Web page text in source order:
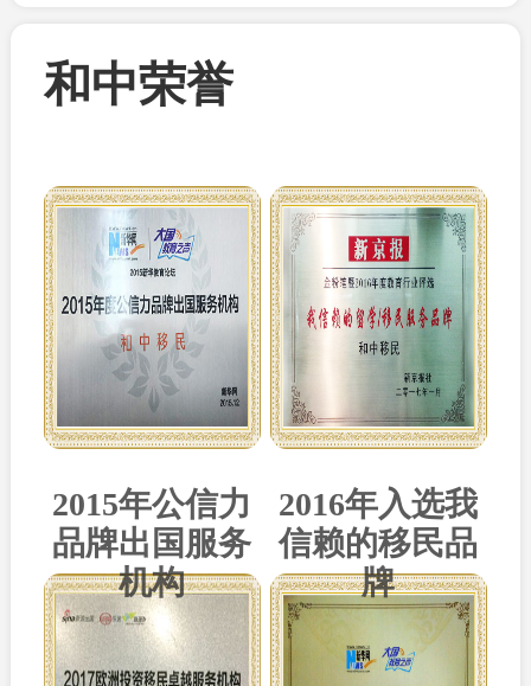
和中荣誉
2015年公信力
品牌出国服务
机构
2016年入选我
信赖的移民品
牌